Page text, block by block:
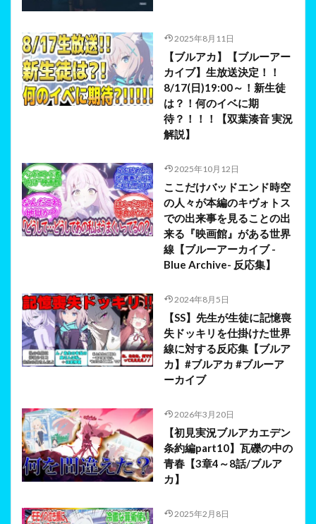
2025年8月11日
【ブルアカ】【ブルーアー
カイブ】生放送決定！！
8/17(日)19:00～！新生徒
は？！何のイベに期
待？！！！【双葉湊音 実況
解説】
2025年10月12日
ここだけバッドエンド時空
の人々が本編のキヴォトス
での出来事を見ることの出
来る『映画館』がある世界
線【ブルーアーカイブ -
Blue Archive- 反応集】
2024年8月5日
【SS】先生が生徒に記憶喪
失ドッキリを仕掛けた世界
線に対する反応集【ブルア
カ】#ブルアカ #ブルーア
ーカイブ
2026年3月20日
【初見実況ブルアカエデン
条約編part10】瓦礫の中の
青春【3章4～8話/ブルア
カ】
2025年2月8日